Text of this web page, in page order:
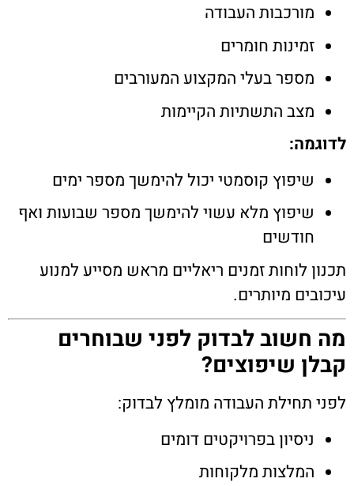
מורכבות העבודה
זמינות חומרים
מספר בעלי המקצוע המעורבים
מצב התשתיות הקיימות
לדוגמה:
שיפוץ קוסמטי יכול להימשך מספר ימים
שיפוץ מלא עשוי להימשך מספר שבועות ואף
חודשים
תכנון לוחות זמנים ריאליים מראש מסייע למנוע
עיכובים מיותרים.
מה חשוב לבדוק לפני שבוחרים
קבלן שיפוצים?
לפני תחילת העבודה מומלץ לבדוק:
ניסיון בפרויקטים דומים
המלצות מלקוחות